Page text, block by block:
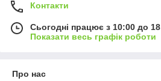
Контакти
Сьогодні працює з 10:00 до
Показати весь графік роботи
Про нас